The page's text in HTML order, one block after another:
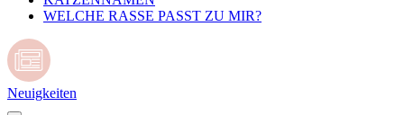
WELCHE RASSE PASST ZU MIR?
Neuigkeiten